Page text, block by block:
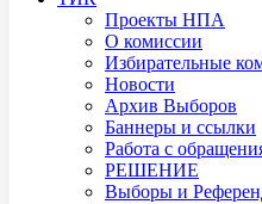
Проекты НПА
О комиссии
Избирательные
Новости
Архив Выборов
Баннеры и ссылки
Работа с
РЕШЕНИЕ
Выборы и